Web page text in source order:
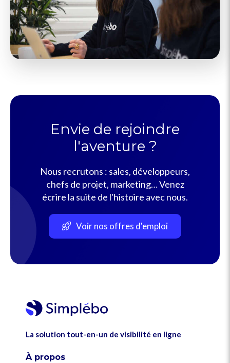
Envie de rejoindre
l'aventure ?
Nous recrutons : sales, développeurs,
chefs de projet, marketing… Venez
écrire la suite de l'histoire avec nous.
Voir nos offres d'emploi
La solution tout-en-un de visibilité en ligne
À propos